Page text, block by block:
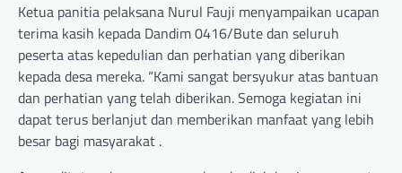
Ketua panitia pelaksana Nurul Fauji menyampaikan ucapan
terima kasih kepada Dandim 0416/Bute dan seluruh
peserta atas kepedulian dan perhatian yang diberikan
kepada desa mereka. “Kami sangat bersyukur atas bantuan
dan perhatian yang telah diberikan. Semoga kegiatan ini
dapat terus berlanjut dan memberikan manfaat yang lebih
besar bagi masyarakat .